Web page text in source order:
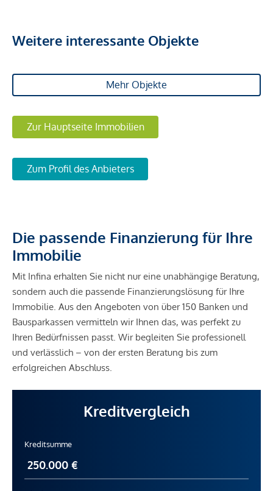
Weitere interessante Objekte
Mehr Objekte
Zur Hauptseite Immobilien
Zum Profil des Anbieters
Die passende Finanzierung für Ihre
Immobilie
Mit Infina erhalten Sie nicht nur eine unabhängige Beratung,
sondern auch die passende Finanzierungslösung für Ihre
Immobilie. Aus den Angeboten von über 150 Banken und
Bausparkassen vermitteln wir Ihnen das, was perfekt zu
Ihren Bedürfnissen passt. Wir begleiten Sie professionell
und verlässlich – von der ersten Beratung bis zum
erfolgreichen Abschluss.
Kreditvergleich
Kreditsumme